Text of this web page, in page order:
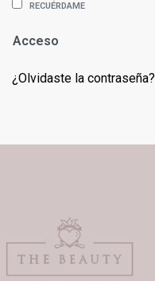
RECUÉRDAME
Acceso
¿Olvidaste la contraseña?